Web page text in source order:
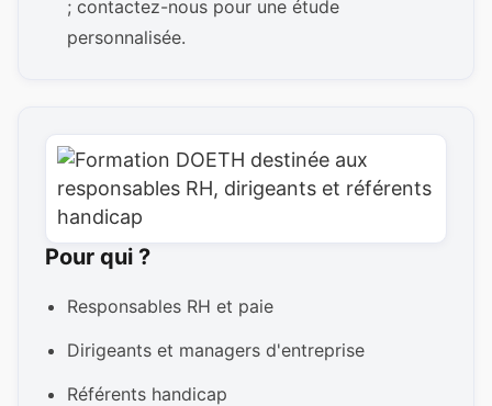
; contactez-nous pour une étude
personnalisée.
Pour qui ?
Responsables RH et paie
Dirigeants et managers d'entreprise
Référents handicap